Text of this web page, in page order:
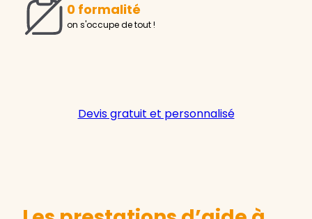
0 formalité
on s'occupe de tout !
Devis gratuit et personnalisé